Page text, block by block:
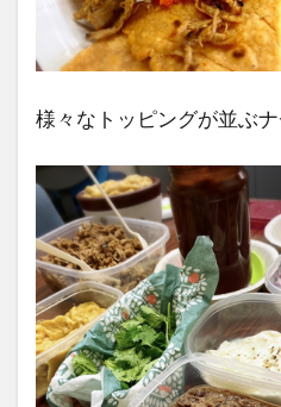
様々なトッピングが並ぶ